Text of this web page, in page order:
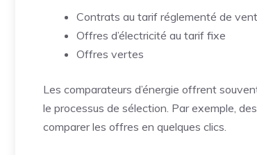
Contrats au tarif réglementé de
Offres d’électricité au tarif fixe
Offres vertes
Les comparateurs d’énergie offrent
le processus de sélection. Par exemple,
comparer les offres en quelques clics.